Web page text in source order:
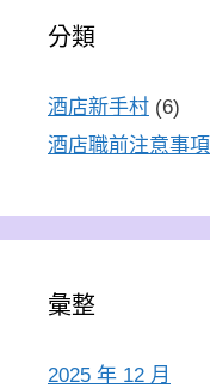
分類
酒店新手村 (6)
酒店職前注意事項
彙整
2025 年 12 月